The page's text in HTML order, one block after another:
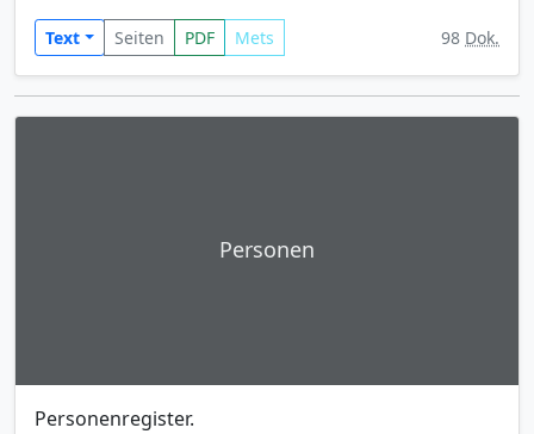
Text Seiten PDF Mets 98 Dok.
Personen
Personenregister.